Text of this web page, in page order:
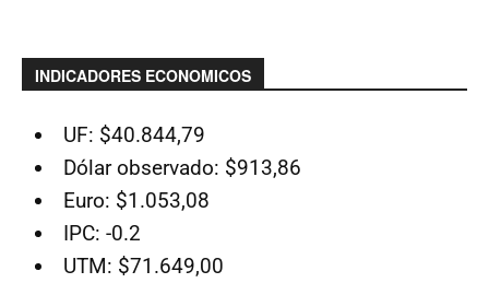
INDICADORES ECONOMICOS
UF: $40.844,79
Dólar observado: $913,86
Euro: $1.053,08
IPC: -0.2
UTM: $71.649,00